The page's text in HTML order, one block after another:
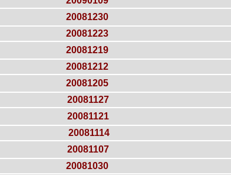
20081230
20081223
20081219
20081212
20081205
20081127
20081121
20081114
20081107
20081030